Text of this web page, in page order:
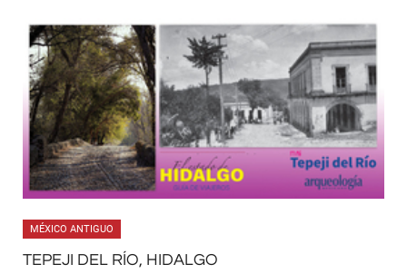
MÉXICO ANTIGUO
TEPEJI DEL RÍO, HIDALGO